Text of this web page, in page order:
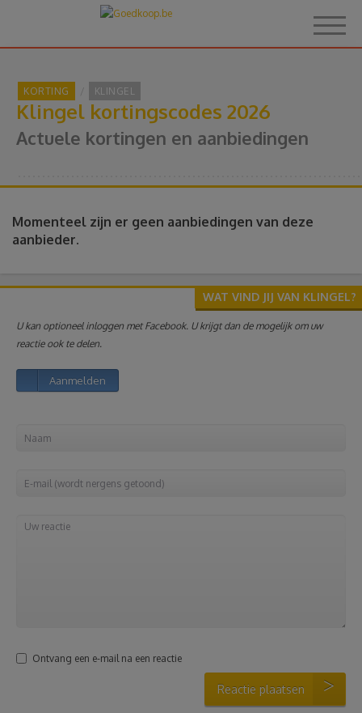
Hoe het werkt
Reviews
Reizen
Geldzaken
Thuis
Elektronica
Korting
KORTING KLINGEL
Klingel kortingscodes 2026
Actuele kortingen en aanbiedingen
Momenteel zijn er geen aanbiedingen van deze
aanbieder.
WAT VIND JIJ VAN KLINGEL?
U kan optioneel inloggen met Facebook. U krijgt dan de mogelijk om uw
reactie ook te delen.
Aanmelden
Ontvang een e-mail na een reactie
Reactie plaatsen